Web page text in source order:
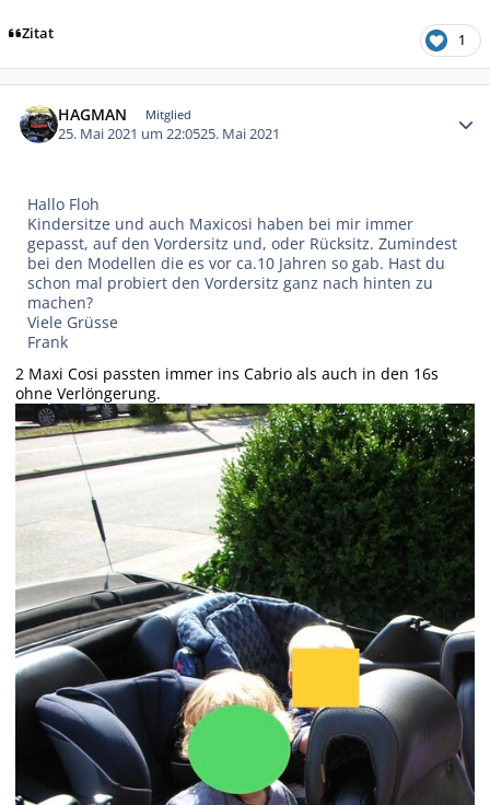
Zitat 1
HAGMAN Mitglied
25. Mai 2021 um 22:0525. Mai 2021
Hallo Floh
Kindersitze und auch Maxicosi haben bei mir immer
gepasst, auf den Vordersitz und, oder Rücksitz. Zumindest
bei den Modellen die es vor ca.10 Jahren so gab. Hast du
schon mal probiert den Vordersitz ganz nach hinten zu
machen?
Viele Grüsse
Frank
2 Maxi Cosi passten immer ins Cabrio als auch in den 16s
ohne Verlöngerung.